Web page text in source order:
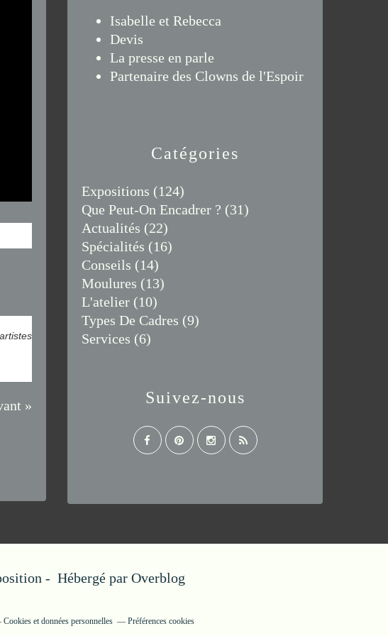
»
Catégories
Expositions (124)
Que Peut-On Encadrer ? (31)
Actualités (22)
Spécialités (16)
Conseils (14)
Moulures (13)
L'atelier (10)
Types De Cadres (9)
Services (6)
Suivez-nous
Isabelle et Rebecca
Devis
La presse en parle
Partenaire des Clowns de l'Espoir
- Hébergé par Overblog
Cookies et données personnelles Préférences cookies